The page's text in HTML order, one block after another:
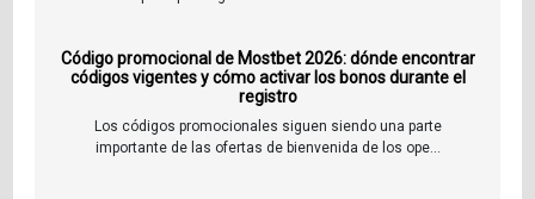
Código promocional de Mostbet 2026: dónde encontrar
códigos vigentes y cómo activar los bonos durante el
registro
Los códigos promocionales siguen siendo una parte
importante de las ofertas de bienvenida de los ope...